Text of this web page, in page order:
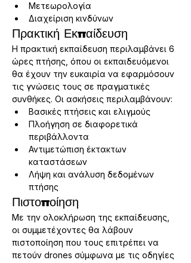
Μετεωρολογία
Διαχείριση κινδύνων
Πρακτική Εκπαίδευση
Η πρακτική εκπαίδευση περιλαμβάνει 6
ώρες πτήσης, όπου οι εκπαιδευόμενοι
θα έχουν την ευκαιρία να εφαρμόσουν
τις γνώσεις τους σε πραγματικές
συνθήκες. Οι ασκήσεις περιλαμβάνουν:
Βασικές πτήσεις και ελιγμούς
Πλοήγηση σε διαφορετικά
περιβάλλοντα
Αντιμετώπιση έκτακτων
καταστάσεων
Λήψη και ανάλυση δεδομένων
πτήσης
Πιστοποίηση
Με την ολοκλήρωση της εκπαίδευσης,
οι συμμετέχοντες θα λάβουν
πιστοποίηση που τους επιτρέπει να
πετούν drones σύμφωνα με τις οδηγίες